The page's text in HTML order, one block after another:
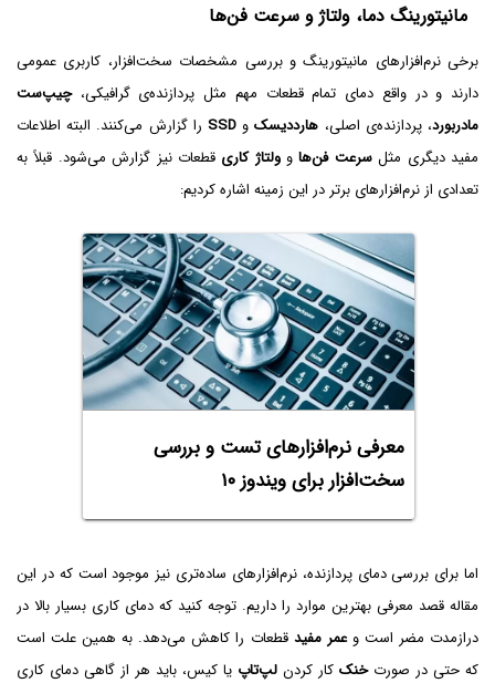
مانیتورینگ دما، ولتاژ و سرعت فن‌ها
برخی نرم‌افزارهای مانیتورینگ و بررسی مشخصات سخت‌افزار، کاربری عمومی
دارند و در واقع دمای تمام قطعات مهم مثل پردازنده‌ی گرافیکی،چیپ‌ست
مادربورد، پردازنده‌ی اصلی، هارددیسکو SSD را گزارش می‌کنند. البته اطلاعات
مفید دیگری مثلسرعت فن‌هاوولتاژ کاری قطعات نیز گزارش می‌شود. قبلاً به
تعدادی از نرم‌افزارهای برتر در این زمینه اشاره کردیم:
معرفی نرم‌افزارهای تست و بررسی
سخت‌افزار برای ویندوز ۱۰
اما برای بررسی دمای پردازنده، نرم‌افزارهای ساده‌تری نیز موجود است که در این
مقاله قصد معرفی بهترین موارد را داریم. توجه کنید که دمای کاری بسیار بالا در
درازمدت مضر است وعمر مفید قطعات را کاهش می‌دهد. به همین علت است
که حتی در صورتخنک کار کردن لپ‌تاپ یا کیس، باید هر از گاهی دمای کاری